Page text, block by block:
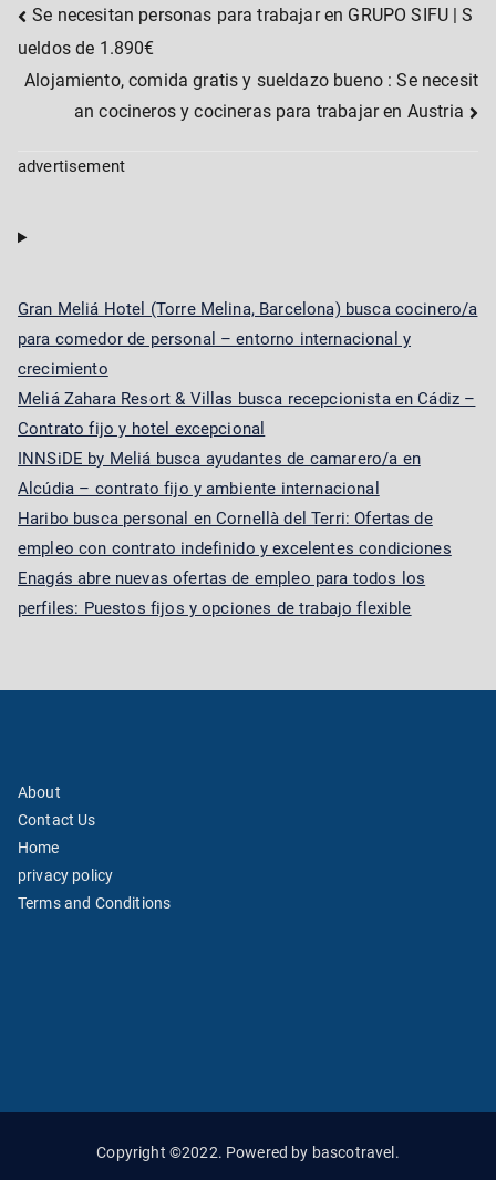
Post
navigation
Se necesitan personas para trabajar en GRUPO SIFU | S
ueldos de 1.890€
Alojamiento, comida gratis y sueldazo bueno : Se necesit
an cocineros y cocineras para trabajar en Austria
advertisement
Gran Meliá Hotel (Torre Melina, Barcelona) busca cocinero/a
para comedor de personal – entorno internacional y
crecimiento
Meliá Zahara Resort & Villas busca recepcionista en Cádiz –
Contrato fijo y hotel excepcional
INNSiDE by Meliá busca ayudantes de camarero/a en
Alcúdia – contrato fijo y ambiente internacional
Haribo busca personal en Cornellà del Terri: Ofertas de
empleo con contrato indefinido y excelentes condiciones
Enagás abre nuevas ofertas de empleo para todos los
perfiles: Puestos fijos y opciones de trabajo flexible
About
Contact Us
Home
privacy policy
Terms and Conditions
Copyright ©2022. Powered by bascotravel.